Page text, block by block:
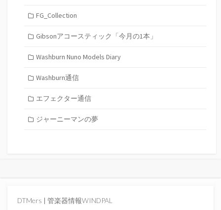
FG_Collection
Gibsonアコースティック「今月の1本」
Washburn Nuno Models Diary
Washburn通信
エフェクター通信
ジャーニーマンの夢
DTMers | 管楽器情報WINDPAL